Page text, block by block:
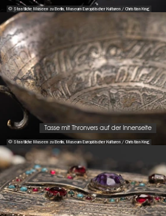
© Staatliche Museen zu Berlin, Museum Europäischer Kulturen / Christian Krug
© Staatliche Museen zu Berlin, Museum Europäischer Kulturen / Christian Krug
Tasse mit Thronvers auf der Innenseite